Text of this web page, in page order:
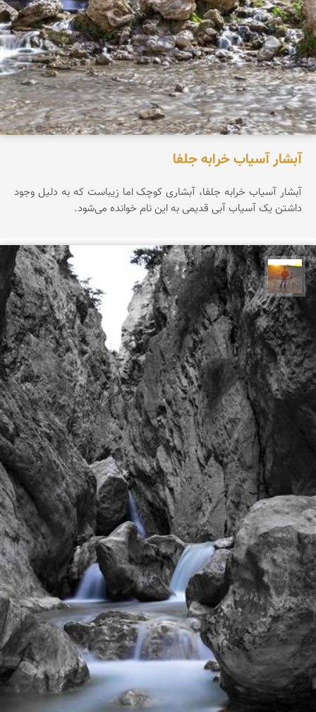
آبشار آسیاب خرابه جلفا
آبشار آسیاب خرابه جلفا، آبشاری کوچک اما زیباست که به دلیل وجود
داشتن یک آسیاب آبی قدیمی به این نام خوانده می‌شود.
مهدی مخلصیان